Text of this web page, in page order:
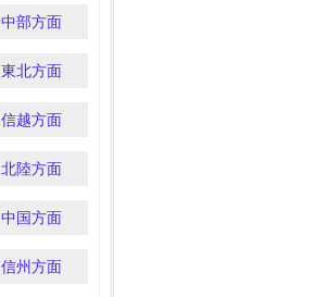
中部方面
東北方面
信越方面
北陸方面
中国方面
信州方面